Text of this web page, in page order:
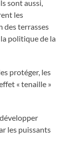
sont aussi,
les
des terrasses
politique de la
protéger, les
« tenaille »
les puissants